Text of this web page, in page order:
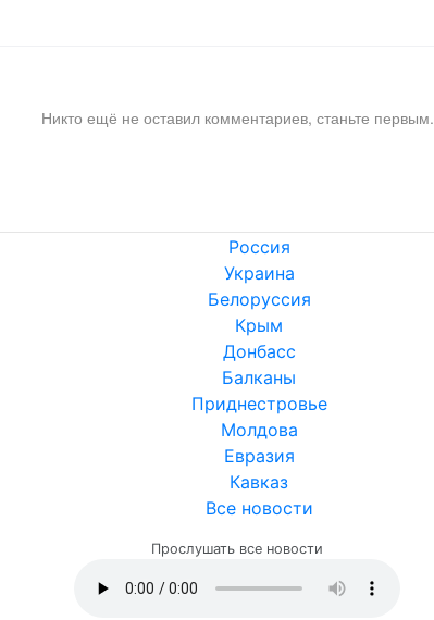
Никто ещё не оставил комментариев, станьте первым.
Россия
Украина
Белоруссия
Крым
Донбасс
Балканы
Приднестровье
Молдова
Евразия
Кавказ
Все новости
Прослушать все новости